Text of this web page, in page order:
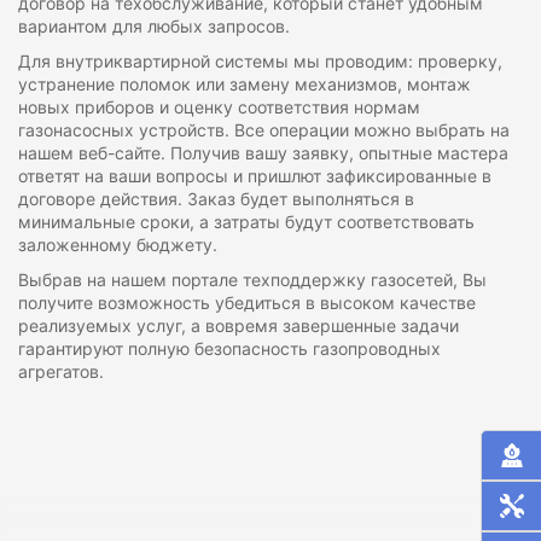
вариантом для любых запросов.
Для внутриквартирной системы мы проводим: проверку,
устранение поломок или замену механизмов, монтаж
новых приборов и оценку соответствия нормам
газонасосных устройств. Все операции можно выбрать на
нашем веб-сайте. Получив вашу заявку, опытные мастера
ответят на ваши вопросы и пришлют зафиксированные в
договоре действия. Заказ будет выполняться в
минимальные сроки, а затраты будут соответствовать
заложенному бюджету.
Выбрав на нашем портале техподдержку газосетей, Вы
получите возможность убедиться в высоком качестве
реализуемых услуг, а вовремя завершенные задачи
гарантируют полную безопасность газопроводных
агрегатов.